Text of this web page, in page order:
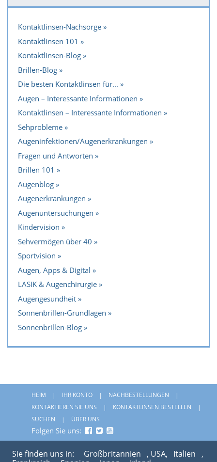
Kontaktlinsen-Nachsorge
Kontaktlinsen 101
Kontaktlinsen-Blog
Brillen-Blog
Die besten Kontaktlinsen für...
Augen – Interessante Informationen
Kontaktlinsen – Interessante Informationen
Sehprobleme
Augeninfektionen/Augenerkrankungen
Fragen und Antworten
Brillen 101
Augenblog
Augenerkrankungen
Augenuntersuchungen
Kindervision
Sehvermögen über 40
Sportvision
Augen, Apps & Digital
LASIK & Augenchirurgie
Augengesundheit
Sonnenbrillen-Grundlagen
Sonnenbrillen-Blog
HEIM IHR KONTO
NACHBESTELLUNGEN
KONTAKTIEREN SIE UNS
KONTAKTLINSEN BESTELLEN
SUCHEN
ÜBER UNS
Folgen Sie uns:
Sie finden uns in: Großbritannien , USA, Italien
,